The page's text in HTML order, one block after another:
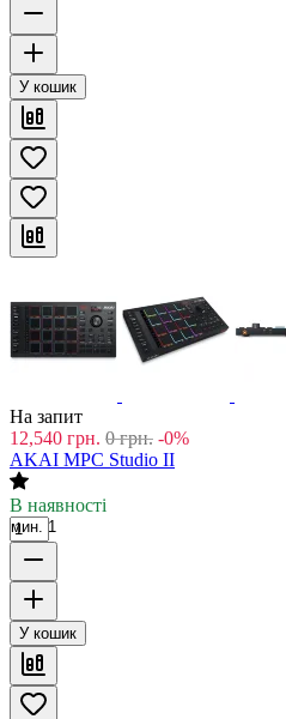
У кошик
На запит
12,540 грн. 0 грн. -0%
AKAI MPC Studio II
В наявності
мин. 1
У кошик